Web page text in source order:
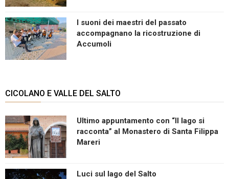
I suoni dei maestri del passato
accompagnano la ricostruzione di
Accumoli
CICOLANO E VALLE DEL SALTO
Ultimo appuntamento con “Il lago si
racconta” al Monastero di Santa Filippa
Mareri
Luci sul lago del Salto